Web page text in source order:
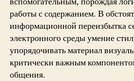
работы с содержанием. В
информационной переизбытка
электронного среды умение
упорядочивать материал
критически важным
общения.